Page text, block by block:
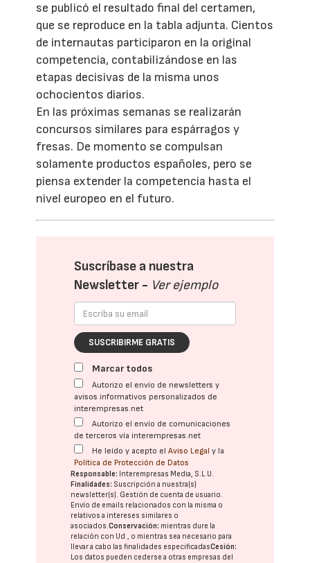
se publicó el resultado final del certamen,
que se reproduce en la tabla adjunta. Cientos
de internautas participaron en la original
competencia, contabilizándose en las
etapas decisivas de la misma unos
ochocientos diarios.
En las próximas semanas se realizarán
concursos similares para espárragos y
fresas. De momento se compulsan
solamente productos españoles, pero se
piensa extender la competencia hasta el
nivel europeo en el futuro.
Suscríbase a nuestra
Newsletter - Ver ejemplo
SUSCRIBIRME GRATIS
Marcar todos
Autorizo el envío de newsletters y
avisos informativos personalizados de
interempresas.net
Autorizo el envío de comunicaciones
de terceros vía interempresas.net
He leído y acepto elAviso Legal y la
Política de Protección de Datos
Responsable: Interempresas Media, S.L.U.
Finalidades: Suscripción a nuestra(s)
newsletter(s). Gestión de cuenta de usuario.
Envío de emails relacionados con la misma o
relativos a intereses similares o
asociados.Conservación: mientras dure la
relación con Ud., o mientras sea necesario para
llevar a cabo las finalidades especificadasCesión:
Los datos pueden cederse a otras empresas del